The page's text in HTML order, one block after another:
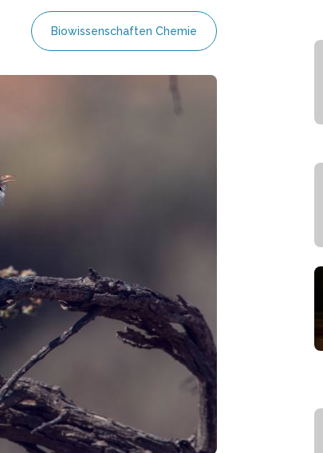
Biowissenschaften Chemie